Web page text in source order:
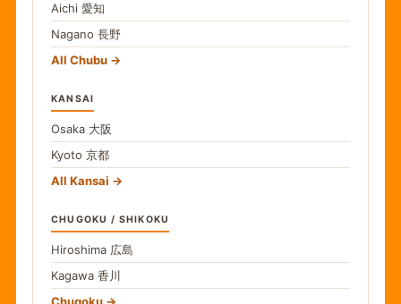
Aichi 愛知
Nagano 長野
All Chubu
KANSAI
Osaka 大阪
Kyoto 京都
All Kansai
CHUGOKU / SHIKOKU
Hiroshima 広島
Kagawa 香川